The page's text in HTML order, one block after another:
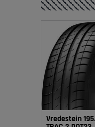
Vredestein